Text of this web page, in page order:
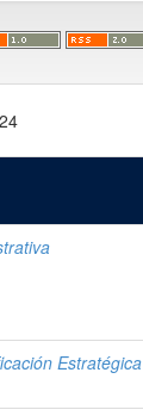
Estratégica